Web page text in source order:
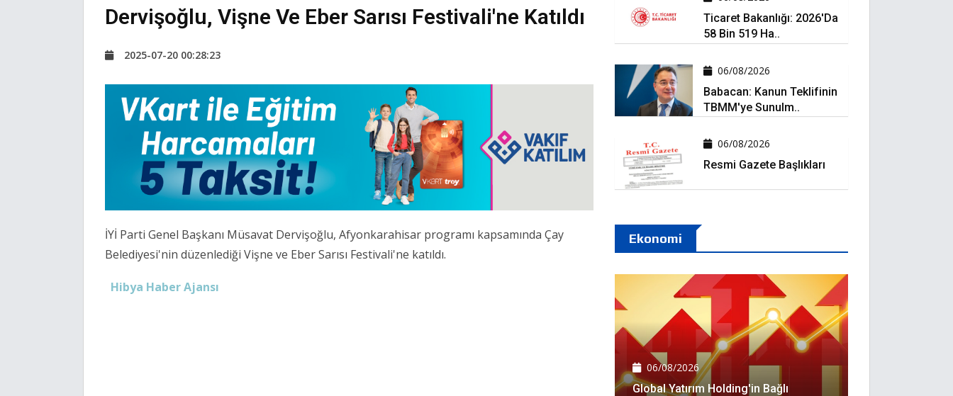
Dervişoğlu, Vişne Ve Eber Sarısı Festivali'ne Katıldı
2025-07-20 00:28:23
İYİ Parti Genel Başkanı Müsavat Dervişoğlu, Afyonkarahisar programı kapsamında Çay
Belediyesi'nin düzenlediği Vişne ve Eber Sarısı Festivali'ne katıldı.
Hibya Haber Ajansı
Ticaret Bakanlığı: 2026'da
58 Bin 519 Ha..
06/08/2026
Babacan: Kanun Teklifinin
TBMM'ye Sunulm..
06/08/2026
Resmi Gazete Başlıkları
Ekonomi
06/08/2026
Global Yatırım Holding'in Bağlı